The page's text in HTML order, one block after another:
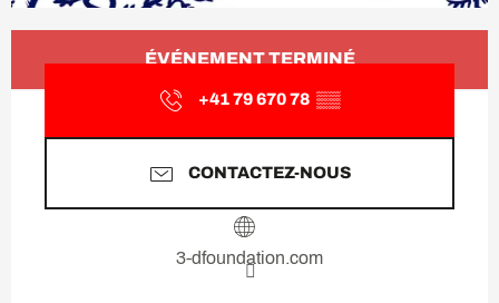
Ouverture et coordonnées
ÉVÉNEMENT TERMINÉ
+41 79 670 78 ▒▒
CONTACTEZ-NOUS
3-dfoundation.com